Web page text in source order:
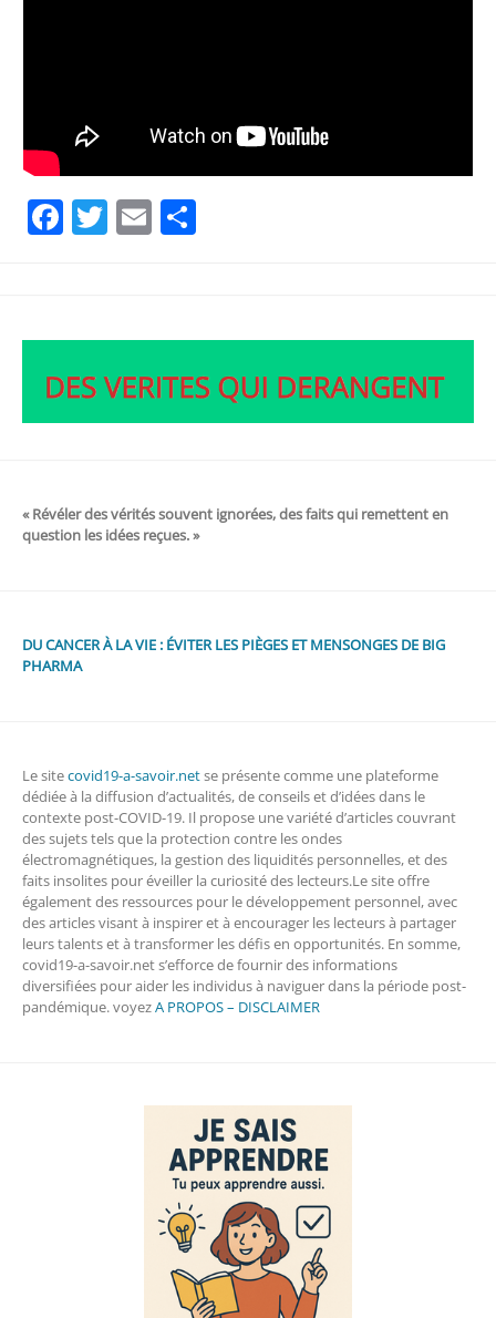
Facebook
Twitter
Email
« Révéler des vérités souvent ignorées, des faits qui remettent en
question les idées reçues. »
DU CANCER À LA VIE : ÉVITER LES PIÈGES ET MENSONGES DE BIG
PHARMA
Le sitecovid19-a-savoir.netse présente comme une plateforme
dédiée à la diffusion d’actualités, de conseils et d’idées dans le
contexte post-COVID-19. Il propose une variété d’articles couvrant
des sujets tels que la protection contre les ondes
électromagnétiques, la gestion des liquidités personnelles, et des
faits insolites pour éveiller la curiosité des lecteurs.Le site offre
également des ressources pour le développement personnel, avec
des articles visant à inspirer et à encourager les lecteurs à partager
leurs talents et à transformer les défis en opportunités. En somme,
covid19-a-savoir.net s’efforce de fournir des informations
diversifiées pour aider les individus à naviguer dans la période post-
pandémique. voyezA PROPOS – DISCLAIMER